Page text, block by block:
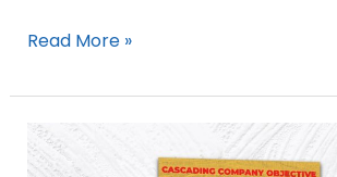
Read More »
Cascading
Company